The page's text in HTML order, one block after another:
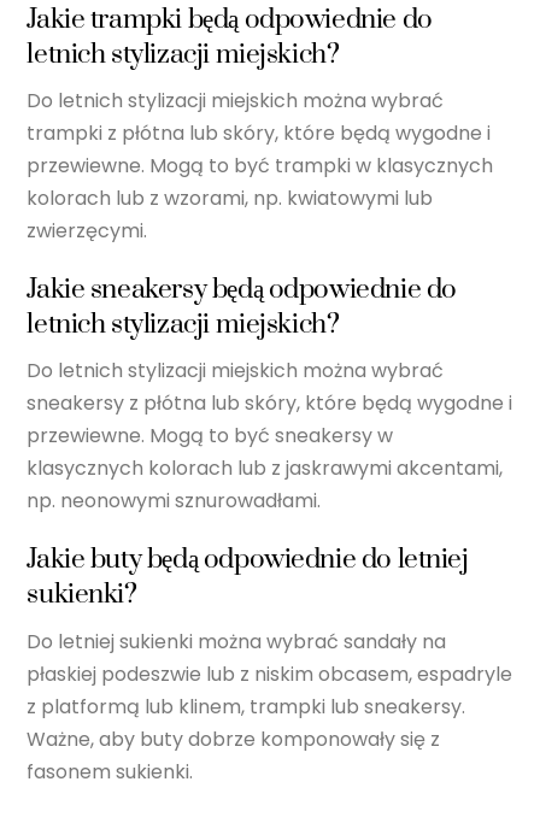
Jakie trampki będą odpowiednie do
letnich stylizacji miejskich?
Do letnich stylizacji miejskich można wybrać
trampki z płótna lub skóry, które będą wygodne i
przewiewne. Mogą to być trampki w klasycznych
kolorach lub z wzorami, np. kwiatowymi lub
zwierzęcymi.
Jakie sneakersy będą odpowiednie do
letnich stylizacji miejskich?
Do letnich stylizacji miejskich można wybrać
sneakersy z płótna lub skóry, które będą wygodne i
przewiewne. Mogą to być sneakersy w
klasycznych kolorach lub z jaskrawymi akcentami,
np. neonowymi sznurowadłami.
Jakie buty będą odpowiednie do letniej
sukienki?
Do letniej sukienki można wybrać sandały na
płaskiej podeszwie lub z niskim obcasem, espadryle
z platformą lub klinem, trampki lub sneakersy.
Ważne, aby buty dobrze komponowały się z
fasonem sukienki.